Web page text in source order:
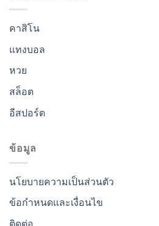
คาสิโน
แทงบอล
หวย
สล็อต
อีสปอร์ต
ข้อมูล
นโยบายความเป็นส่วนตัว
ข้อกำหนดและเงื่อนไข
ติดต่อ